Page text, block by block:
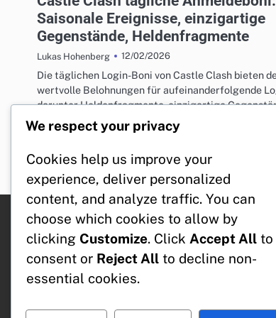
Saisonale Ereignisse, einzigartige
Gegenstände, Heldenfragmente
Lukas Hohenberg 12/02/2026
Die täglichen Login-Boni von Castle Clash bieten
wertvolle Belohnungen für aufeinanderfolgende
darunter Heldenfragmente, einzigartige
saisonale…
Rechtliches
Datenschutzbestimmungen
Allgemeine Geschäftsbedingungen
Cookie-Einstellungen
We respect your privacy
Cookies help us improve your
experience, deliver personalized
content, and analyze traffic. You can
choose which cookies to allow by
clicking Customize. Click Accept All to
consent or Reject All to decline non-
essential cookies.